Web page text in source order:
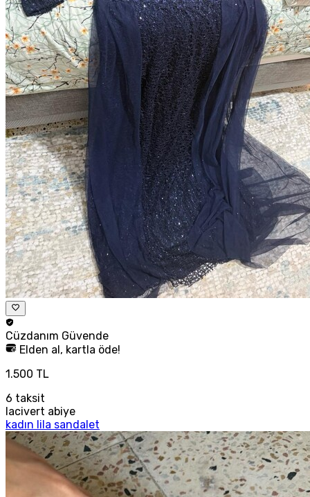
Cüzdanım Güvende
Elden al, kartla öde!
1.500 TL
6 taksit
lacivert abiye
kadın lila sandalet